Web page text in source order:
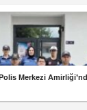
Merkezi